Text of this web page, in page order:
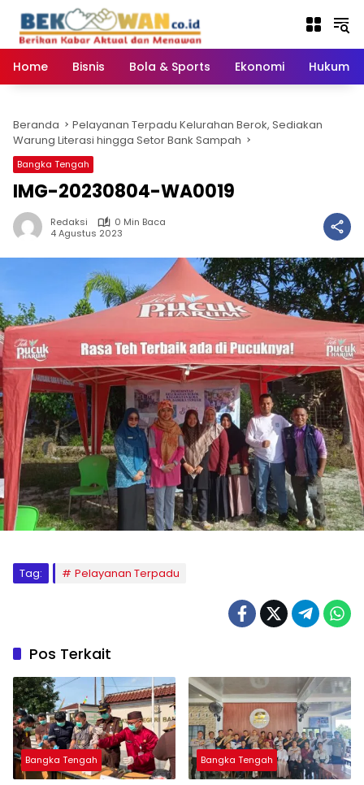
konten
Home
Bisnis Bola & Sports Ekonomi Hukum
Beranda
Pelayanan Terpadu Kelurahan Berok, Sediakan
Warung Literasi hingga Setor Bank Sampah
Bangka Tengah
IMG-20230804-WA0019
Redaksi
0 Min Baca
4 Agustus 2023
Tag: Pelayanan Terpadu
Pos Terkait
Bangka Tengah Bangka Tengah